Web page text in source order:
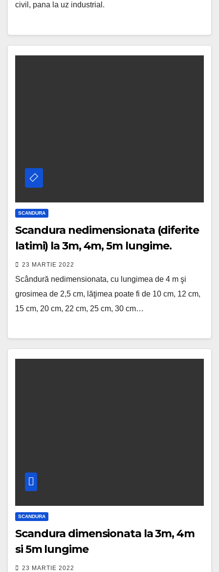
civil, pana la uz industrial.
SCANDURA
Scandura nedimensionata (diferite
latimi) la 3m, 4m, 5m lungime.
23 MARTIE 2022
Scândură nedimensionata, cu lungimea de 4 m şi
grosimea de 2,5 cm, lăţimea poate fi de 10 cm, 12 cm,
15 cm, 20 cm, 22 cm, 25 cm, 30 cm…
SCANDURA
Scandura dimensionata la 3m, 4m
si 5m lungime
23 MARTIE 2022